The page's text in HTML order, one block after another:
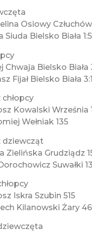
Osiowy
Siuda Bielsko Biała
Chwaja Bielsko Biała
Fijał Bielsko Biała
Kowalski Września
Wełniak 135
dziewcząt
Zielińska Grudziądz
Suwałki
Iskra Szubin 515
Kilanowski Żary